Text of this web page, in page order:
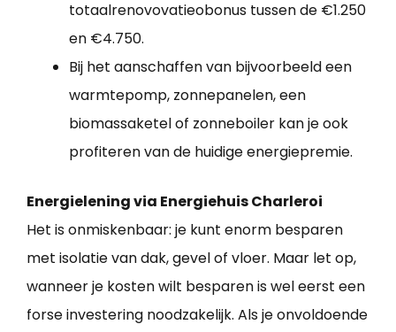
totaalrenovovatieobonus tussen de €1.250
en €4.750.
Bij het aanschaffen van bijvoorbeeld een
warmtepomp, zonnepanelen, een
biomassaketel of zonneboiler kan je ook
profiteren van de huidige energiepremie.
Energielening via Energiehuis Charleroi
Het is onmiskenbaar: je kunt enorm besparen
met isolatie van dak, gevel of vloer. Maar let op,
wanneer je kosten wilt besparen is wel eerst een
forse investering noodzakelijk. Als je onvoldoende